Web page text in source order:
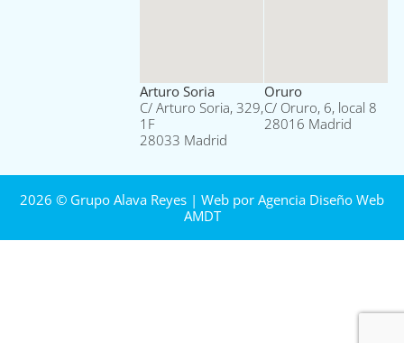
Arturo Soria
C/ Arturo Soria, 329,
1F
28033 Madrid
Oruro
C/ Oruro, 6, local 8
28016 Madrid
2026 © Grupo Alava Reyes | Web por Agencia Diseño Web
AMDT